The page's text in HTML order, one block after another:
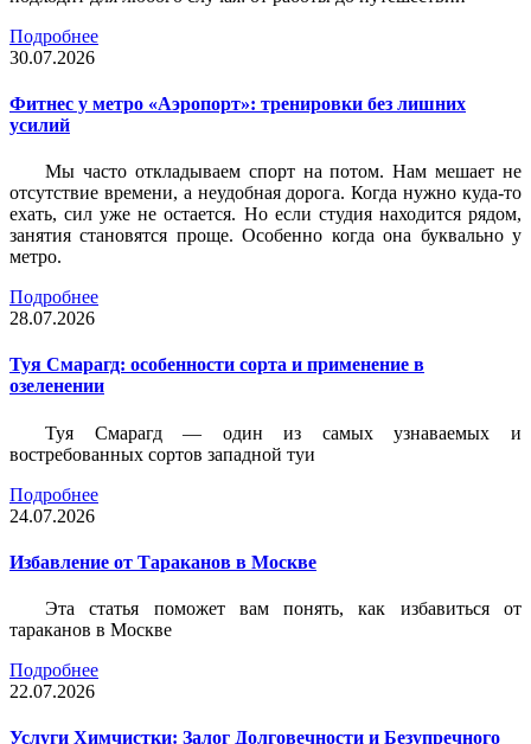
Подробнее
30.07.2026
Фитнес у метро «Аэропорт»: тренировки без лишних
усилий
Мы часто откладываем спорт на потом. Нам мешает не
отсутствие времени, а неудобная дорога. Когда нужно куда-то
ехать, сил уже не остается. Но если студия находится рядом,
занятия становятся проще. Особенно когда она буквально у
метро.
Подробнее
28.07.2026
Туя Смарагд: особенности сорта и применение в
озеленении
Туя Смарагд — один из самых узнаваемых и
востребованных сортов западной туи
Подробнее
24.07.2026
Избавление от Тараканов в Москве
Эта статья поможет вам понять, как избавиться от
тараканов в Москве
Подробнее
22.07.2026
Услуги Химчистки: Залог Долговечности и Безупречного